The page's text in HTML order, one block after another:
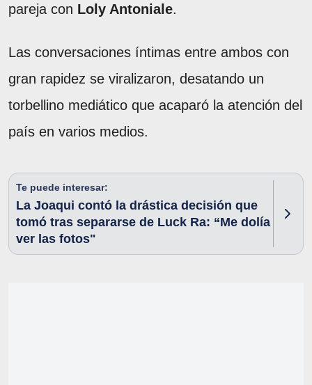
pareja con Loly Antoniale.
Las conversaciones íntimas entre ambos con
gran rapidez se viralizaron, desatando un
torbellino mediático que acaparó la atención del
país en varios medios.
Te puede interesar:
La Joaqui contó la drástica decisión que
tomó tras separarse de Luck Ra: “Me dolía
ver las fotos"